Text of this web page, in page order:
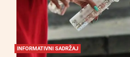
INFORMATIVNI SADRŽAJ